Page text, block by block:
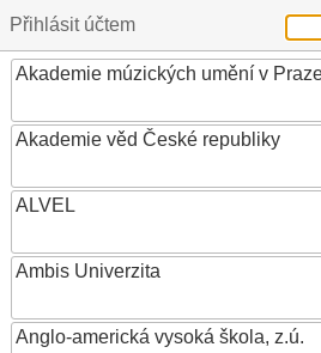
Přihlásit účtem
Akademie múzických umění v
Akademie věd České republiky
ALVEL
Ambis Univerzita
Anglo-americká vysoká škola, z.ú.